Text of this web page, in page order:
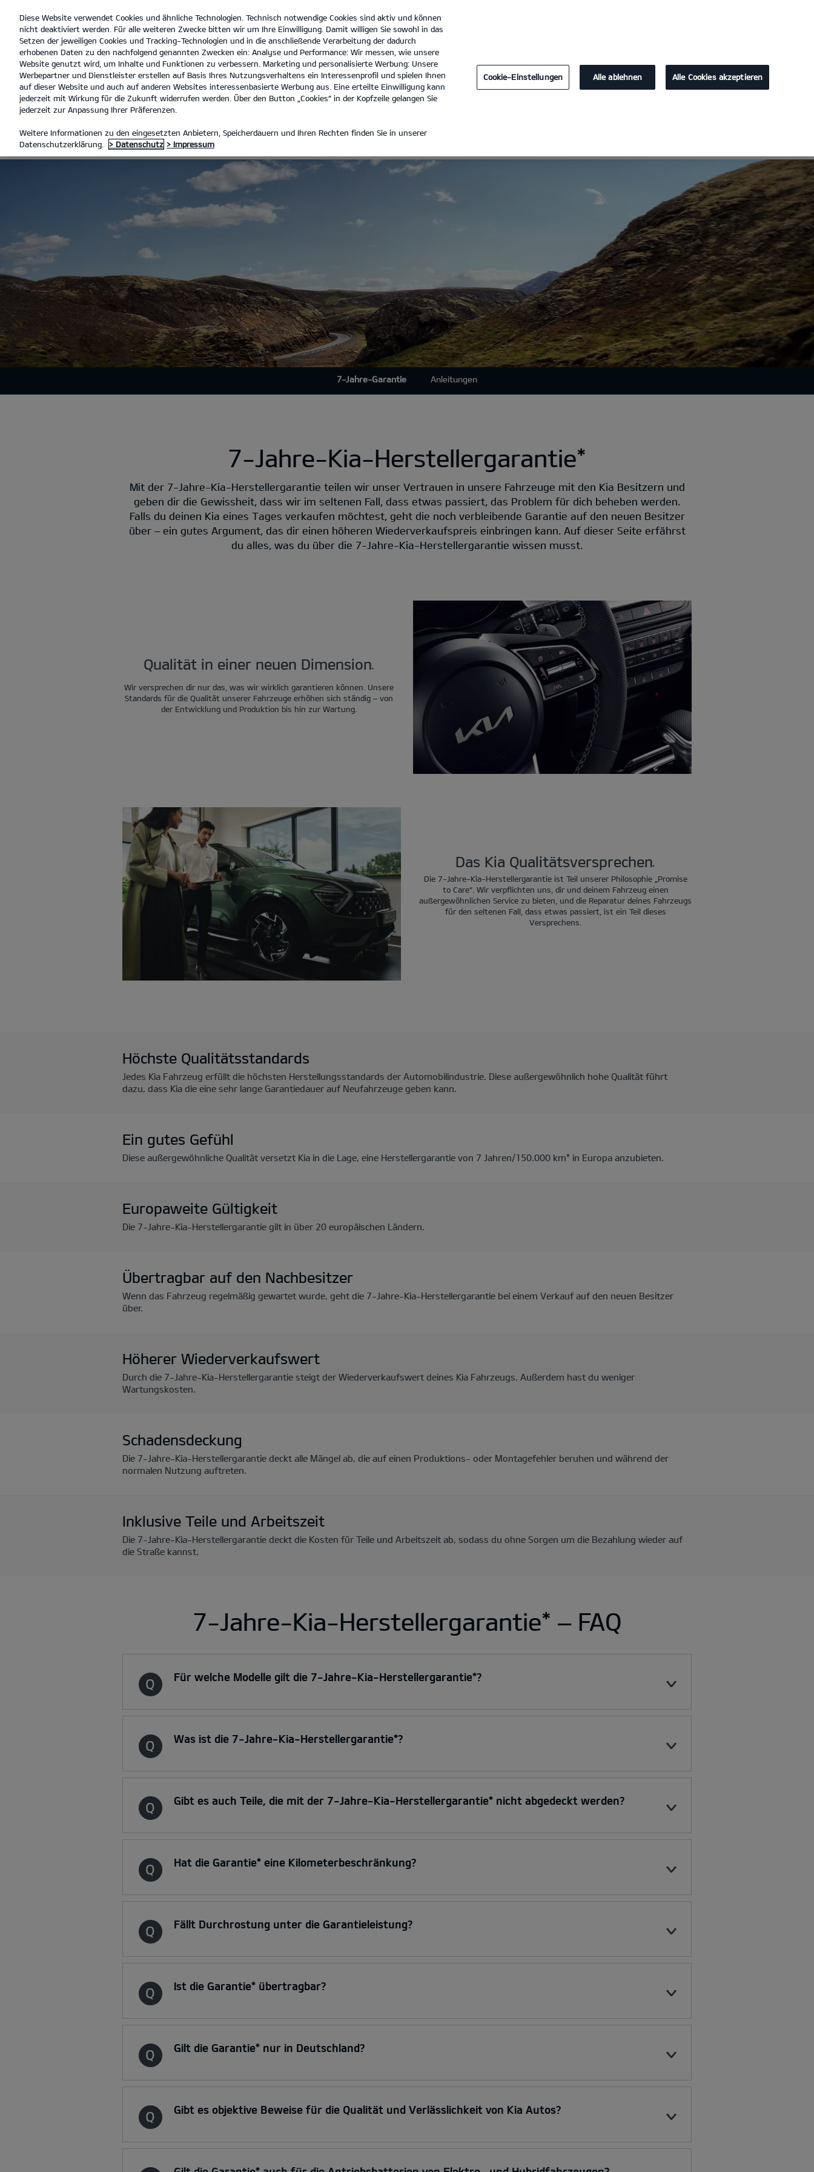
open
menu
Autohaus H + P GmbH Tel. :06821 96150
7-JAHRE-KIA-HERSTELLERGARANTIE
7-JAHRE-KIA-HERSTELLERGARANTIE*
7-Jahre-Garantie Anleitungen
7-Jahre-Kia-Herstellergarantie*
Mit der 7-Jahre-Kia-Herstellergarantie teilen wir unser Vertrauen in unsere Fahrzeuge mit den Kia Besitzern und
geben dir die Gewissheit, dass wir im seltenen Fall, dass etwas passiert, das Problem für dich beheben werden.
Falls du deinen Kia eines Tages verkaufen möchtest, geht die noch verbleibende Garantie auf den neuen Besitzer
über – ein gutes Argument, das dir einen höheren Wiederverkaufspreis einbringen kann. Auf dieser Seite erfährst
du alles, was du über die 7-Jahre-Kia-Herstellergarantie wissen musst.
Qualität in einer neuen Dimension.
Wir versprechen dir nur das, was wir wirklich garantieren können. Unsere
Standards für die Qualität unserer Fahrzeuge erhöhen sich ständig – von
der Entwicklung und Produktion bis hin zur Wartung.
Das Kia Qualitätsversprechen.
Die 7-Jahre-Kia-Herstellergarantie ist Teil unserer Philosophie „Promise
to Care“. Wir verpflichten uns, dir und deinem Fahrzeug einen
außergewöhnlichen Service zu bieten, und die Reparatur deines Fahrzeugs
für den seltenen Fall, dass etwas passiert, ist ein Teil dieses
Versprechens.
Höchste Qualitätsstandards
Jedes Kia Fahrzeug erfüllt die höchsten Herstellungsstandards der Automobilindustrie. Diese außergewöhnlich hohe Qualität führt
dazu, dass Kia die eine sehr lange Garantiedauer auf Neufahrzeuge geben kann.
Ein gutes Gefühl
Diese außergewöhnliche Qualität versetzt Kia in die Lage, eine Herstellergarantie von 7 Jahren/150.000 km* in Europa anzubieten.
Europaweite Gültigkeit
Die 7-Jahre-Kia-Herstellergarantie gilt in über 20 europäischen Ländern.
Übertragbar auf den Nachbesitzer
Wenn das Fahrzeug regelmäßig gewartet wurde, geht die 7-Jahre-Kia-Herstellergarantie bei einem Verkauf auf den neuen Besitzer
über.
Höherer Wiederverkaufswert
Durch die 7-Jahre-Kia-Herstellergarantie steigt der Wiederverkaufswert deines Kia Fahrzeugs. Außerdem hast du weniger
Wartungskosten.
Schadensdeckung
Die 7-Jahre-Kia-Herstellergarantie deckt alle Mängel ab, die auf einen Produktions- oder Montagefehler beruhen und während der
normalen Nutzung auftreten.
Inklusive Teile und Arbeitszeit
Die 7-Jahre-Kia-Herstellergarantie deckt die Kosten für Teile und Arbeitszeit ab, sodass du ohne Sorgen um die Bezahlung wieder auf
die Straße kannst.
7-Jahre-Kia-Herstellergarantie* ‒ FAQ
Für welche Modelle gilt die 7-Jahre-Kia-Herstellergarantie*?
Was ist die 7-Jahre-Kia-Herstellergarantie*?
Gibt es auch Teile, die mit der 7-Jahre-Kia-Herstellergarantie* nicht abgedeckt werden?
Hat die Garantie* eine Kilometerbeschränkung?
Fällt Durchrostung unter die Garantieleistung?
Ist die Garantie* übertragbar?
Gilt die Garantie* nur in Deutschland?
Gibt es objektive Beweise für die Qualität und Verlässlichkeit von Kia Autos?
Diese Website verwendet Cookies und ähnliche Technologien. Technisch notwendige Cookies sind aktiv und können
nicht deaktiviert werden. Für alle weiteren Zwecke bitten wir um Ihre Einwilligung. Damit willigen Sie sowohl in das
Setzen der jeweiligen Cookies und Tracking-Technologien und in die anschließende Verarbeitung der dadurch
erhobenen Daten zu den nachfolgend genannten Zwecken ein: Analyse und Performance: Wir messen, wie unsere
Website genutzt wird, um Inhalte und Funktionen zu verbessern. Marketing und personalisierte Werbung: Unsere
Werbepartner und Dienstleister erstellen auf Basis Ihres Nutzungsverhaltens ein Interessenprofil und spielen Ihnen
auf dieser Website und auch auf anderen Websites interessenbasierte Werbung aus. Eine erteilte Einwilligung kann
jederzeit mit Wirkung für die Zukunft widerrufen werden. Über den Button „Cookies“ in der Kopfzeile gelangen Sie
jederzeit zur Anpassung Ihrer Präferenzen.
Weitere Informationen zu den eingesetzten Anbietern, Speicherdauern und Ihren Rechten finden Sie in unserer
Datenschutzerklärung.
> Datenschutz > Impressum
Cookie-Einstellungen Alle ablehnen Alle Cookies akzeptieren